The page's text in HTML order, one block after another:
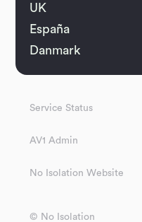
UK
España
Danmark
© No Isolation
Service Status
AV1 Admin
No Isolation Website